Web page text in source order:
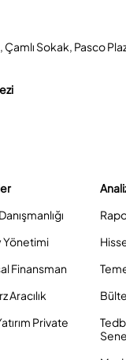
Sokak, Pasco
Finansman
Aracılık
Private